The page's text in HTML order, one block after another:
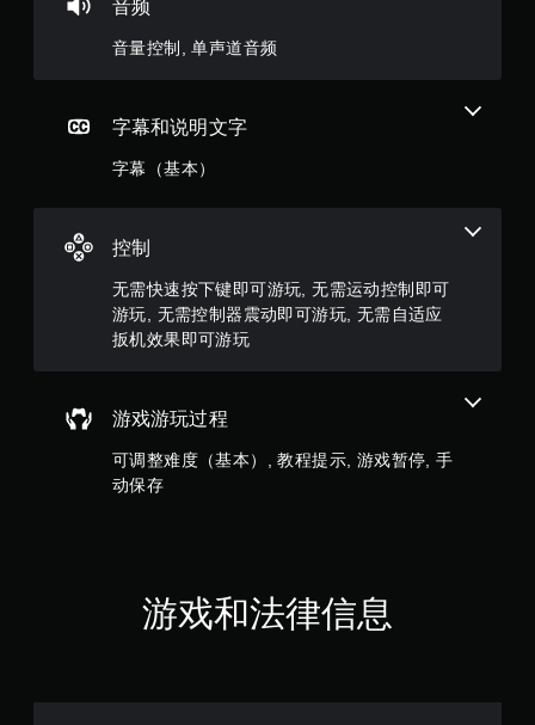
，
9
评
价
音频
音量控制, 单声道音频
字幕和说明文字
字幕（基本）
控制
无需快速按下键即可游玩, 无需运动控制即可
游玩, 无需控制器震动即可游玩, 无需自适应
扳机效果即可游玩
游戏游玩过程
可调整难度（基本）, 教程提示, 游戏暂停, 手
动保存
游戏和法律信息